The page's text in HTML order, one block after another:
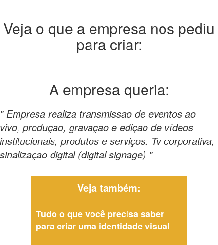
Veja o que a empresa nos pediu
para criar:
A empresa queria:
" Empresa realiza transmissao de eventos ao
vivo, produçao, gravaçao e ediçao de vídeos
institucionais, produtos e serviços. Tv corporativa,
sinalizaçao digital (digital signage) "
Veja também:
Tudo o que você precisa saber
para criar uma identidade visual